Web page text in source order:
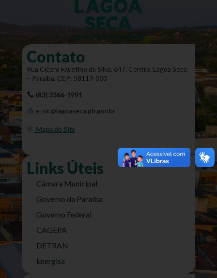
Contato
Rua Cícero Faustino da Silva, 647, Centro, Lagoa Seca
– Paraíba. CEP: 58117-000
(83) 3366-1991
e-sic@lagoaseca.pb.gov.br
Mapa do Site
Links Úteis
Câmara Municipal
Governo da Paraíba
Governo Federal
CAGEPA
DETRAN
Energisa